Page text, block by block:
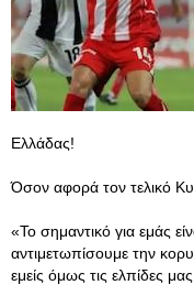
Ελλάδας!
Όσον αφορά τον τελικό
«Το σημαντικό για εμάς
αντιμετωπίσουμε την
εμείς όμως τις ελπίδες